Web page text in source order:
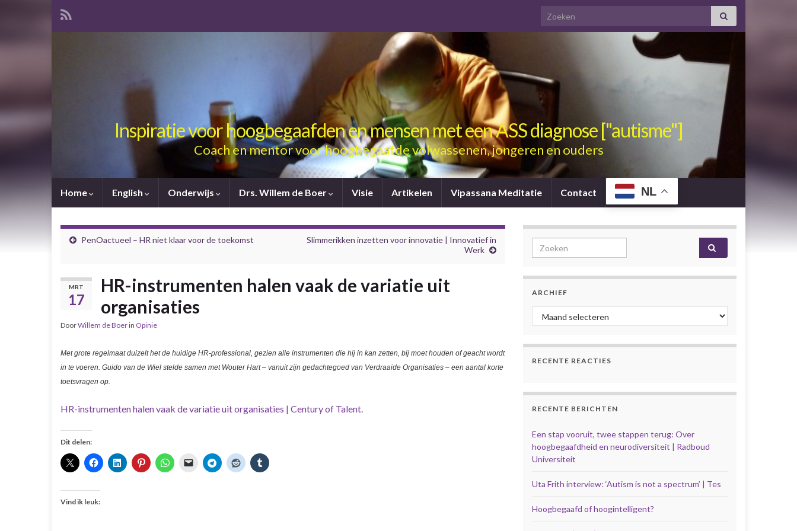
Search for:
Inspiratie voor hoogbegaafden en mensen met een ASS diagnose ["autisme"]
Coach en mentor voor hoogbegaafde volwassenen, jongeren en ouders
Home English Onderwijs Drs. Willem de Boer Visie Artikelen Vipassana Meditatie Contact NL
PenOactueel – HR niet klaar voor de toekomst
Slimmerikken inzetten voor innovatie | Innovatief in
Werk
MRT
17
HR-instrumenten halen vaak de variatie uit
organisaties
DoorWillem de Boerin Opinie
Met grote regelmaat duizelt het de huidige HR-professional, gezien alle instrumenten die hij in kan zetten, bij moet houden of geacht wordt
in te voeren. Guido van de Wiel stelde samen met Wouter Hart – vanuit zijn gedachtegoed van Verdraaide Organisaties – een aantal korte
toetsvragen op.
HR-instrumenten halen vaak de variatie uit organisaties | Century of Talent.
Dit delen:
Vind ik leuk:
Search for:
ARCHIEF
Archief
RECENTE REACTIES
RECENTE BERICHTEN
Een stap vooruit, twee stappen terug: Over
hoogbegaafdheid en neurodiversiteit | Radboud
Universiteit
Uta Frith interview: ‘Autism is not a spectrum’ | Tes
Hoogbegaafd of hoogintelligent?